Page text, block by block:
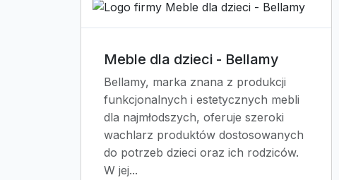
Meble dla dzieci - Bellamy
Bellamy, marka znana z produkcji
funkcjonalnych i estetycznych mebli
dla najmłodszych, oferuje szeroki
wachlarz produktów dostosowanych
do potrzeb dzieci oraz ich rodziców.
W jej...